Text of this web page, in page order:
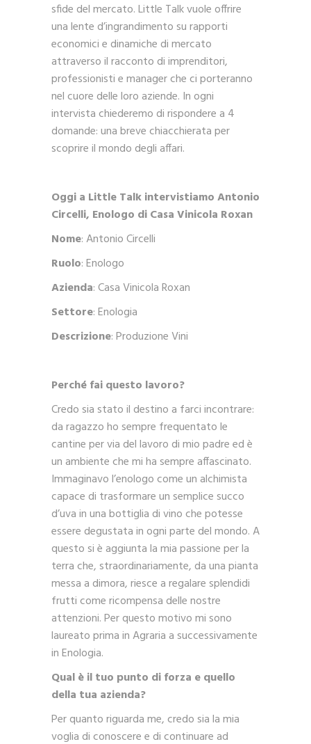
sfide del mercato. Little Talk vuole offrire
una lente d’ingrandimento su rapporti
economici e dinamiche di mercato
attraverso il racconto di imprenditori,
professionisti e manager che ci porteranno
nel cuore delle loro aziende. In ogni
intervista chiederemo di rispondere a 4
domande: una breve chiacchierata per
scoprire il mondo degli affari.
Oggi a Little Talk intervistiamo Antonio
Circelli, Enologo di Casa Vinicola Roxan
Nome: Antonio Circelli
Ruolo: Enologo
Azienda: Casa Vinicola Roxan
Settore: Enologia
Descrizione: Produzione Vini
Perché fai questo lavoro?
Credo sia stato il destino a farci incontrare:
da ragazzo ho sempre frequentato le
cantine per via del lavoro di mio padre ed è
un ambiente che mi ha sempre affascinato.
Immaginavo l’enologo come un alchimista
capace di trasformare un semplice succo
d’uva in una bottiglia di vino che potesse
essere degustata in ogni parte del mondo. A
questo si è aggiunta la mia passione per la
terra che, straordinariamente, da una pianta
messa a dimora, riesce a regalare splendidi
frutti come ricompensa delle nostre
attenzioni. Per questo motivo mi sono
laureato prima in Agraria a successivamente
in Enologia.
Qual è il tuo punto di forza e quello
della tua azienda?
Per quanto riguarda me, credo sia la mia
voglia di conoscere e di continuare ad